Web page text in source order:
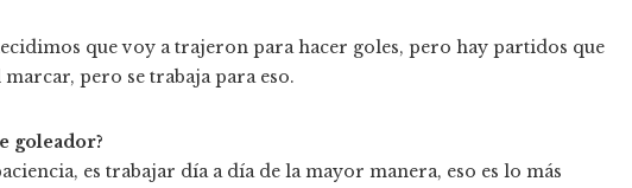
que voy a trajeron para hacer goles, pero hay partidos que
pero se trabaja para eso.
goleador?
es trabajar día a día de la mayor manera, eso es lo más